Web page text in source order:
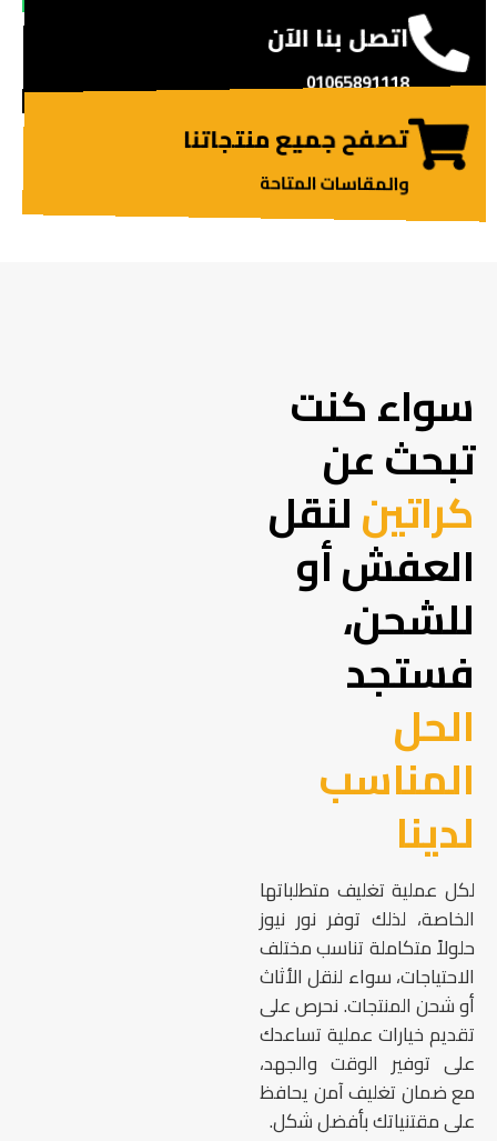
اتصل بنا الآن
01065891118
تصفح جميع منتجاتنا
والمقاسات المتاحة
سواء كنت
تبحث عن
كراتينلنقل
العفش أو
للشحن،
فستجد
الحل
المناسب
لدينا
لكل عملية تغليف متطلباتها
الخاصة، لذلك توفر نور نيوز
حلولاً متكاملة تناسب مختلف
الاحتياجات، سواء لنقل الأثاث
أو شحن المنتجات. نحرص على
تقديم خيارات عملية تساعدك
على توفير الوقت والجهد،
مع ضمان تغليف آمن يحافظ
على مقتنياتك بأفضل شكل.